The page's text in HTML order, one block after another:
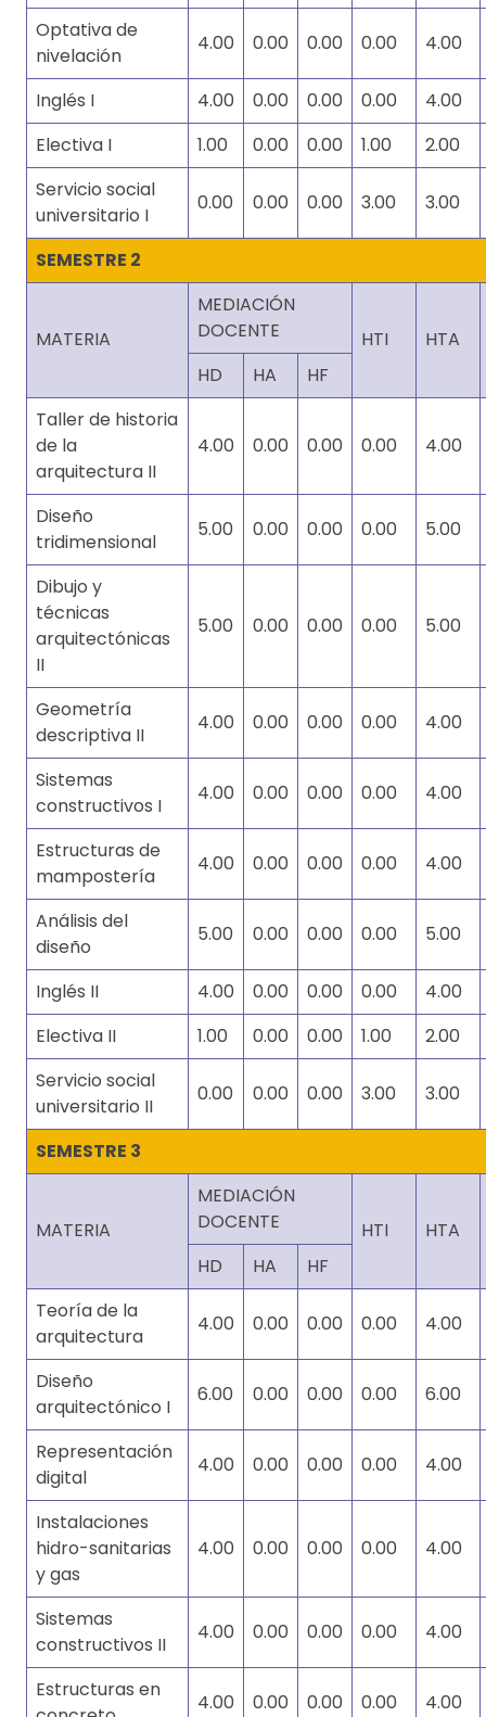
Optativa de
nivelación
4.00 0.00 0.00 0.00 4.00
Inglés I 4.00 0.00 0.00 0.00
4.00
Electiva I
1.00 0.00 0.00 1.00
2.00
Servicio social
universitario I
0.00 0.00 0.00 3.00 3.00
SEMESTRE 2
MATERIA
MEDIACIÓN
DOCENTE
HTI
HTA
HD
HA
HF
Taller de historia
de la
arquitectura II
4.00 0.00 0.00 0.00 4.00
Diseño
tridimensional
5.00 0.00 0.00 0.00 5.00
Dibujo y
técnicas
arquitectónicas
II
5.00 0.00 0.00 0.00 5.00
Geometría
descriptiva II
4.00 0.00 0.00 0.00 4.00
Sistemas
constructivos I
4.00 0.00 0.00 0.00 4.00
Estructuras de
mampostería
4.00 0.00 0.00 0.00 4.00
Análisis del
diseño
5.00 0.00 0.00 0.00 5.00
Inglés II 4.00 0.00 0.00 0.00
4.00
Electiva II
1.00 0.00 0.00 1.00
2.00
Servicio social
universitario II
0.00 0.00 0.00 3.00 3.00
SEMESTRE 3
MATERIA
MEDIACIÓN
DOCENTE
HTI
HTA
HD
HA
HF
Teoría de la
arquitectura
4.00 0.00 0.00 0.00 4.00
Diseño
arquitectónico I
6.00 0.00 0.00 0.00 6.00
Representación
digital
4.00 0.00 0.00 0.00 4.00
Instalaciones
hidro-sanitarias
y gas
4.00 0.00 0.00 0.00 4.00
Sistemas
constructivos II
4.00 0.00 0.00 0.00 4.00
Estructuras en
4.00 0.00 0.00 0.00 4.00